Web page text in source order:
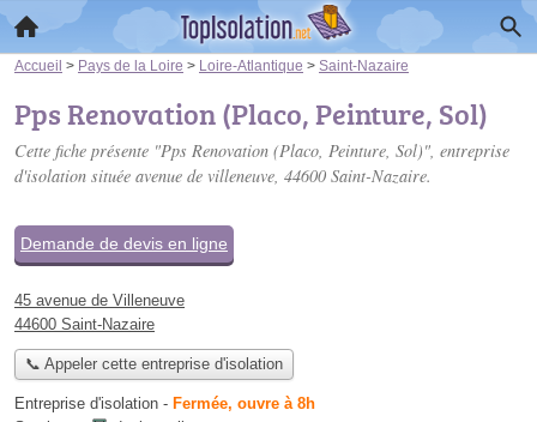
Accueil > Pays de la Loire > Loire-Atlantique > Saint-Nazaire
Pps Renovation (Placo, Peinture, Sol)
Cette fiche présente "Pps Renovation (Placo, Peinture, Sol)", entreprise
d'isolation située avenue de villeneuve, 44600 Saint-Nazaire.
Demande de devis en ligne
45 avenue de Villeneuve
44600 Saint-Nazaire
📞 Appeler cette entreprise d'isolation
Entreprise d'isolation - Fermée, ouvre à 8h